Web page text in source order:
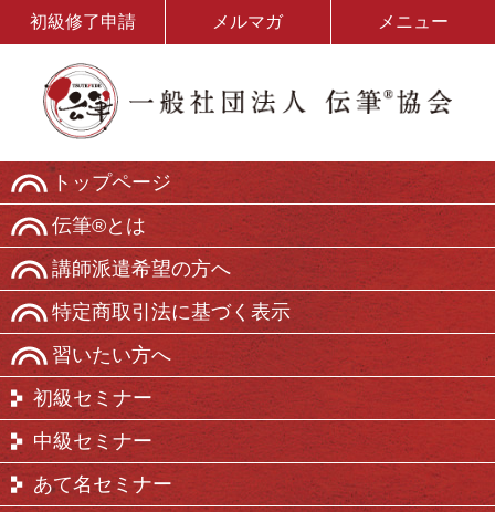
初級修了申請 メルマガ メニュー
トップページ
伝筆®とは
講師派遣希望の方へ
特定商取引法に基づく表示
習いたい方へ
初級セミナー
中級セミナー
あて名セミナー